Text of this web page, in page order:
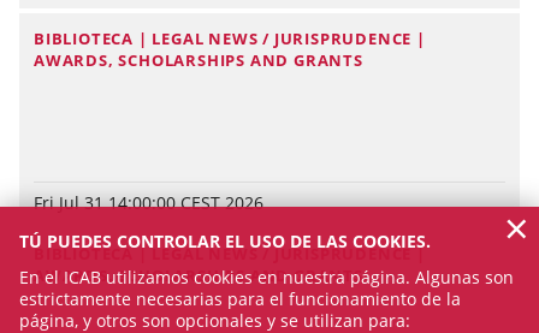
BIBLIOTECA | LEGAL NEWS / JURISPRUDENCE |
AWARDS, SCHOLARSHIPS AND GRANTS
Fri Jul 31 14:00:00 CEST 2026
BIBLIOTECA | LEGAL NEWS / JURISPRUDENCE |
AWARDS, SCHOLARSHIPS AND GRANTS
TÚ PUEDES CONTROLAR EL USO DE LAS COOKIES.
En el ICAB utilizamos cookies en nuestra página. Algunas son
estrictamente necesarias para el funcionamiento de la
página, y otros son opcionales y se utilizan para:
×